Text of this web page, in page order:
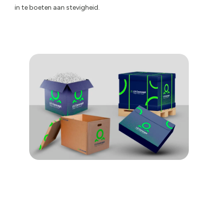
in te boeten aan stevigheid.